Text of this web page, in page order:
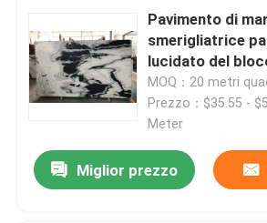
Pavimento di
smerigliatrice
lucidato del
pietra delle
lastre del nero
delle cime della
MOQ：20 metri
Prezzo：$35.55 -
Meter
Miglior prezzo